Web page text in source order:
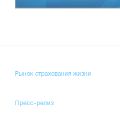
Рынок страхования жизни
Пресс-релиз